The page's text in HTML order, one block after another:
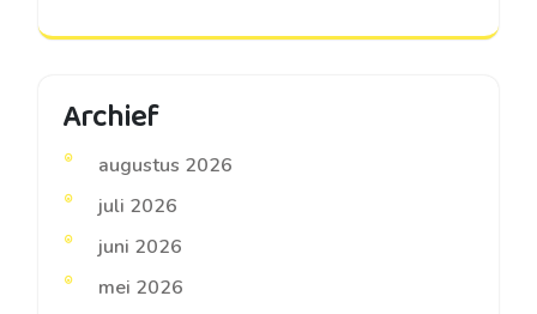
Archief
augustus 2026
juli 2026
juni 2026
mei 2026